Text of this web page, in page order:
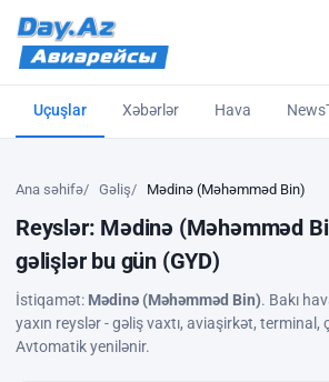
Uçuşlar Xəbərlər Hava
Ana səhifə Gəliş Mədinə (Məhəmməd Bin)
Reyslər: Mədinə (Məhəmməd
gəlişlər bu gün (GYD)
İstiqamət: Mədinə (Məhəmməd Bin). Bakı
yaxın reyslər - gəliş vaxtı, aviaşirkət, terminal,
Avtomatik yenilənir.